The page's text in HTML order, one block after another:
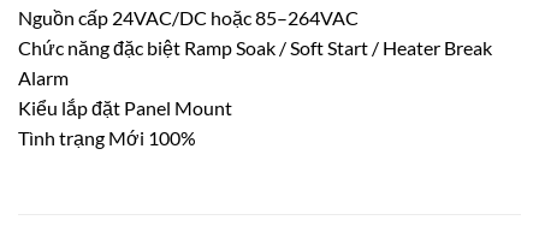
Nguồn cấp 24VAC/DC hoặc 85–264VAC
Chức năng đặc biệt Ramp Soak / Soft Start / Heater Break
Alarm
Kiểu lắp đặt Panel Mount
Tình trạng Mới 100%